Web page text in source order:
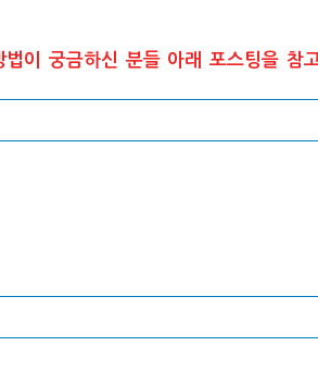
이 궁금하신 분들 아래 포스팅을 참